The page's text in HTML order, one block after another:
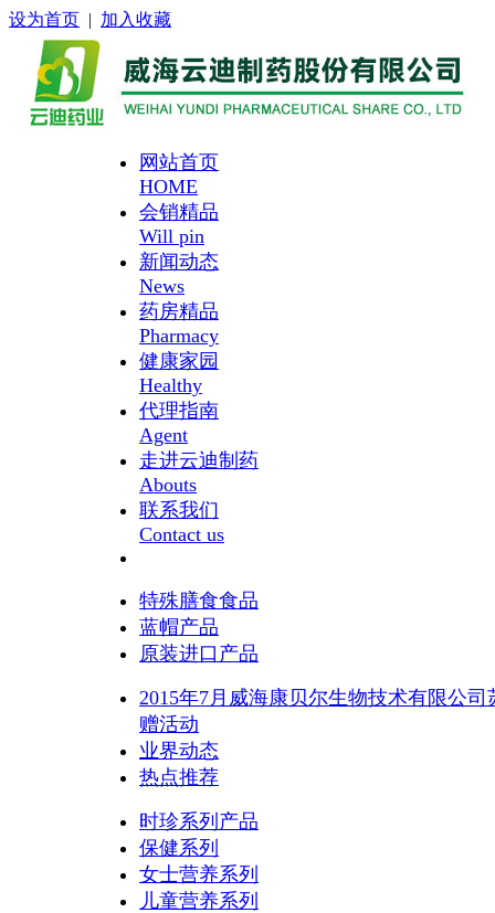
设为首页 | 加入收藏
网站首页
HOME
会销精品
Will pin
新闻动态
News
药房精品
Pharmacy
健康家园
Healthy
代理指南
Agent
走进云迪制药
Abouts
联系我们
Contact us
特殊膳食食品
蓝帽产品
原装进口产品
2015年7月威海康贝尔生物技术有限公司
赠活动
业界动态
热点推荐
时珍系列产品
保健系列
女士营养系列
儿童营养系列